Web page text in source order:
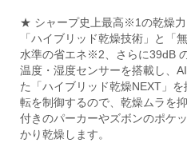
★ シャープ史上最高※1の乾燥力
「ハイブリッド乾燥技術」と「
水準の省エネ※2、さらに39dB
温度・湿度センサーを搭載し、
た「ハイブリッド乾燥NEXT」
転を制御するので、乾燥ムラを
付きのパーカーやズボンのポケ
かり乾燥します。